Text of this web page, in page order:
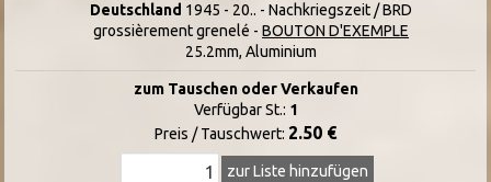
Deutschland 1945 - 20.. - Nachkriegszeit / BRD
grossièrement grenelé - BOUTON D'EXEMPLE
25.2mm, Aluminium
zum Tauschen oder Verkaufen
Verfügbar St.: 1
Preis / Tauschwert: 2.50 €
zur Liste hinzufügen